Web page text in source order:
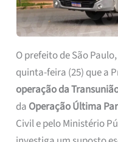
O prefeito de São Paulo,
quinta-feira (25) que a
operação da
da Operação Última
Civil e pelo Ministério